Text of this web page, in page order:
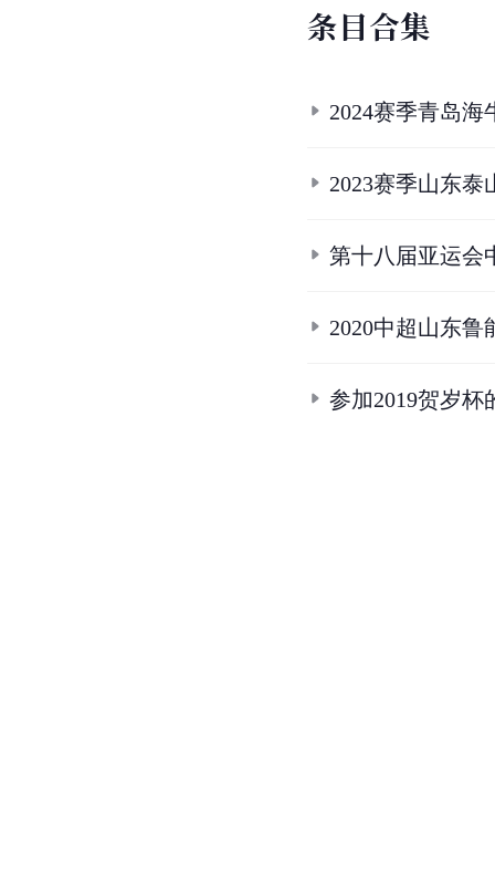
条目合集
2024赛季青岛
2023赛季山东泰
第十八届亚运会
2020中超山东鲁
参加2019贺岁杯